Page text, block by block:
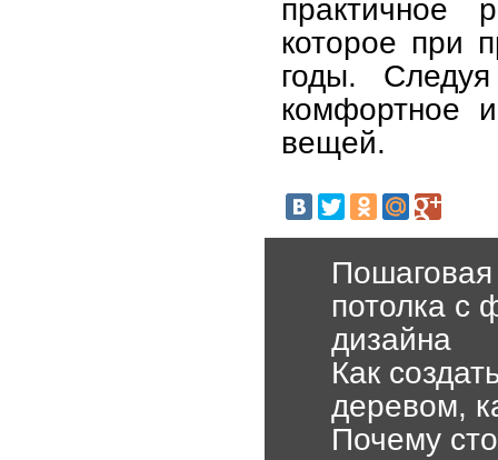
практичное
которое при
годы.
комфортное
вещей.
Пошаговая
потолка с
дизайна
Как
деревом,
Почему